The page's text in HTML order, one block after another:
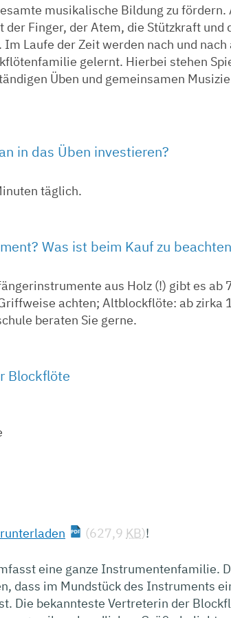
musikalische Bildung zu fördern.
der Finger, der Atem, die Stützkraft und
Laufe der Zeit werden nach und nach
gelernt. Hierbei stehen
Üben und gemeinsamen
in das Üben investieren?
täglich.
Was ist beim Kauf zu
aus Holz (!) gibt es ab
achten; Altblockflöte: ab zirka
beraten Sie gerne.
Blockflöte
(627,9 KB)!
eine ganze Instrumentenfamilie.
dass im Mundstück des Instruments
Die bekannteste Vertreterin der